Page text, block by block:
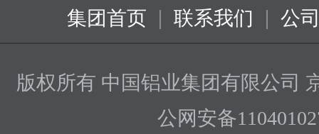
集团首页 | 联系我们 | 公
版权所有 中国铝业集团有限公司
公网安备